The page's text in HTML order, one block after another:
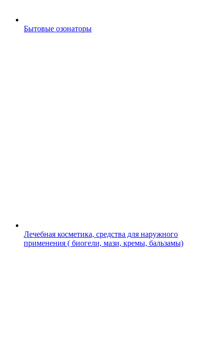
Бытовые озонаторы
Лечебная косметика, средства для наружного
применения ( биогели, мази, кремы, бальзамы)